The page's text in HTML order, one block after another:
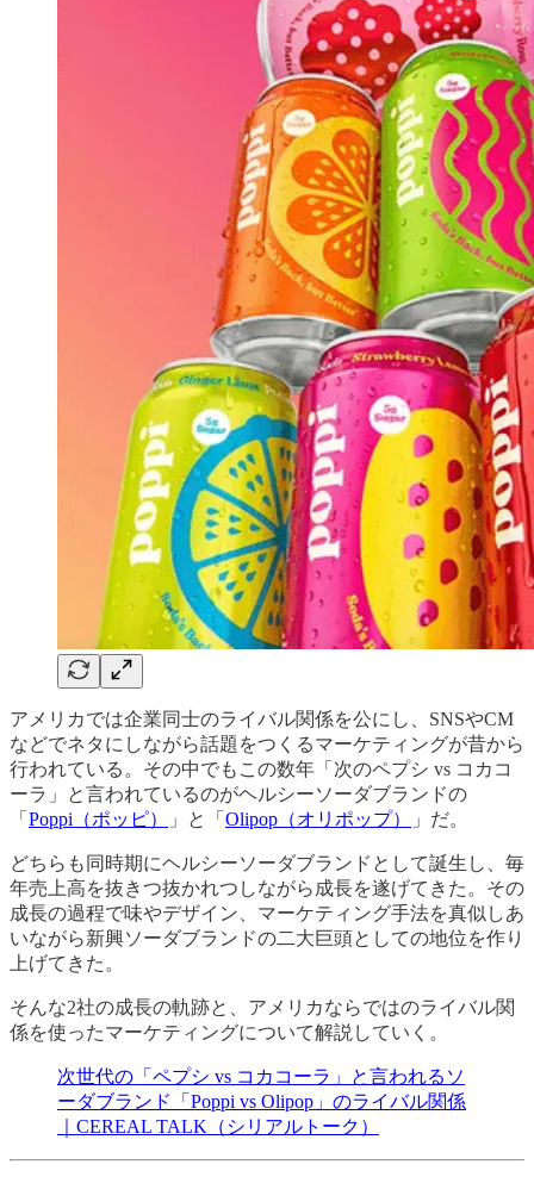
アメリカでは企業同士のライバル関係を公にし、SNSやCM
などでネタにしながら話題をつくるマーケティングが昔から
行われている。その中でもこの数年「次のペプシ vs コカコ
ーラ」と言われているのがヘルシーソーダブランドの
「 Poppi（ポッピ） 」と「 Olipop（オリポップ） 」だ。
どちらも同時期にヘルシーソーダブランドとして誕生し、毎
年売上高を抜きつ抜かれつしながら成長を遂げてきた。その
成長の過程で味やデザイン、マーケティング手法を真似しあ
いながら新興ソーダブランドの二大巨頭としての地位を作り
上げてきた。
そんな2社の成長の軌跡と、アメリカならではのライバル関
係を使ったマーケティングについて解説していく。
次世代の「ペプシ vs コカコーラ」と言われるソ
ーダブランド「Poppi vs Olipop」のライバル関係
｜CEREAL TALK（シリアルトーク）